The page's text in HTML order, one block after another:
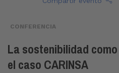
CONFERENCIA
La sostenibilidad
el caso CARINSA